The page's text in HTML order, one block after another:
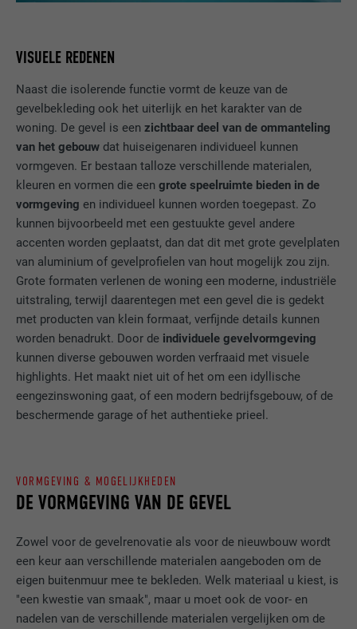
VISUELE REDENEN
Naast die isolerende functie vormt de keuze van de
gevelbekleding ook het uiterlijk en het karakter van de
woning. De gevel is eenzichtbaar deel van de ommanteling
van het gebouw dat huiseigenaren individueel kunnen
vormgeven. Er bestaan talloze verschillende materialen,
kleuren en vormen die eengrote speelruimte bieden in de
vormgeving en individueel kunnen worden toegepast. Zo
kunnen bijvoorbeeld met een gestuukte gevel andere
accenten worden geplaatst, dan dat dit met grote gevelplaten
van aluminium of gevelprofielen van hout mogelijk zou zijn.
Grote formaten verlenen de woning een moderne, industriële
uitstraling, terwijl daarentegen met een gevel die is gedekt
met producten van klein formaat, verfijnde details kunnen
worden benadrukt. Door de individuele gevelvormgeving
kunnen diverse gebouwen worden verfraaid met visuele
highlights. Het maakt niet uit of het om een idyllische
eengezinswoning gaat, of een modern bedrijfsgebouw, of de
beschermende garage of het authentieke prieel.
DE VORMGEVING VAN DE GEVEL
VORMGEVING & MOGELIJKHEDEN
Zowel voor de gevelrenovatie als voor de nieuwbouw wordt
een keur aan verschillende materialen aangeboden om de
eigen buitenmuur mee te bekleden. Welk materiaal u kiest, is
"een kwestie van smaak", maar u moet ook de voor- en
nadelen van de verschillende materialen vergelijken om de